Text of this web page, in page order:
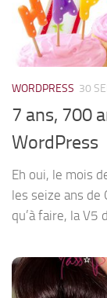
WORDPRESS 30
7 ans, 700
WordPress
Eh oui, le mois
les seize ans de
qu’à faire, la V5